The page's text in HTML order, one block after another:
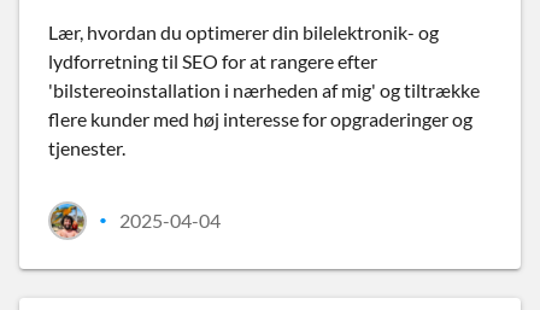
Lær, hvordan du optimerer din bilelektronik- og
lydforretning til SEO for at rangere efter
'bilstereoinstallation i nærheden af mig' og tiltrække
flere kunder med høj interesse for opgraderinger og
tjenester.
• 2025-04-04